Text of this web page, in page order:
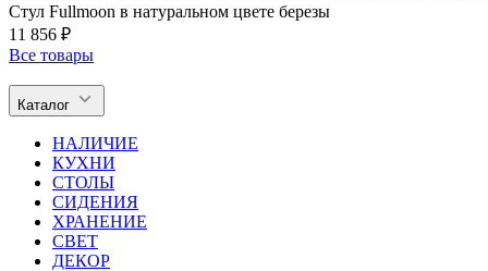
Стул Fullmoon в натуральном цвете березы
11 856 ₽
Все товары
Каталог
НАЛИЧИЕ
КУХНИ
СТОЛЫ
СИДЕНИЯ
ХРАНЕНИЕ
СВЕТ
ДЕКОР